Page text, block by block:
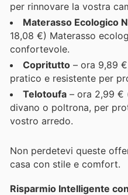
per rinnovare la vostra
Materasso Ecologico
18,08 €) Materasso
confortevole.
Copritutto – ora 9,89
pratico e resistente per
Telotoufa – ora 2,99 €
divano o poltrona, per
vostro arredo.
Non perdetevi queste
casa con stile e comfort.
Risparmio Intelligente